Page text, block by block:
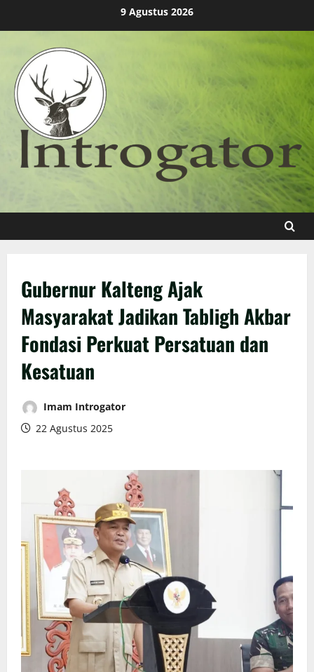
9 Agustus 2026
Gubernur Kalteng Ajak
Masyarakat Jadikan Tabligh Akbar
Fondasi Perkuat Persatuan dan
Kesatuan
Imam Introgator
22 Agustus 2025